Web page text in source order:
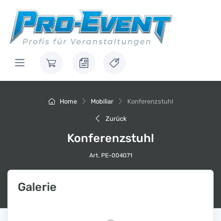
Home Mobiliar Konferenzstuhl
Zurück
Konferenzstuhl
Art. PE-004071
Galerie